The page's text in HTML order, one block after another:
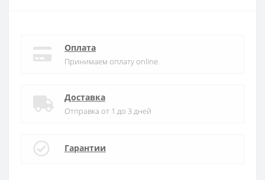
Оплата
Принимаем оплату online
Доставка
Отправка от 1 до 3 дней
Гарантии